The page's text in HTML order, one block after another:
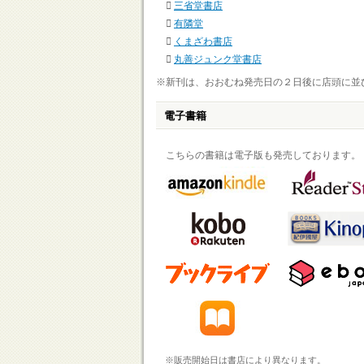
三省堂書店
有隣堂
くまざわ書店
丸善ジュンク堂書店
※新刊は、おおむね発売日の２日後に店頭に並
電子書籍
こちらの書籍は電子版も発売しております。
※販売開始日は書店により異なります。